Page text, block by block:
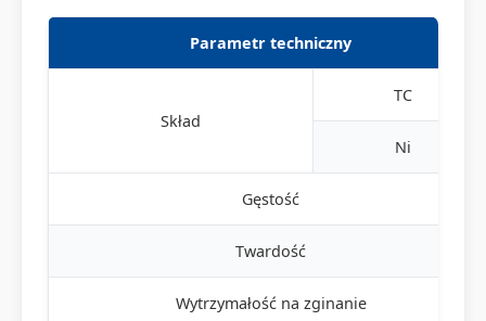
Parametr techniczny
Skład
TC
Ni
Gęstość
Twardość
Wytrzymałość na zginanie